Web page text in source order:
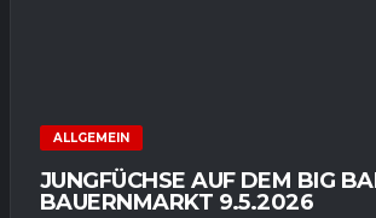
ALLGEMEIN
JUNGFÜCHSE AUF DEM BIG
BAUERNMARKT 9.5.2026